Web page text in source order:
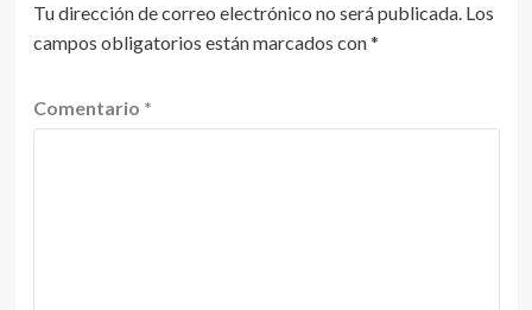
Tu dirección de correo electrónico no será publicada. Los
campos obligatorios están marcados con*
Comentario *